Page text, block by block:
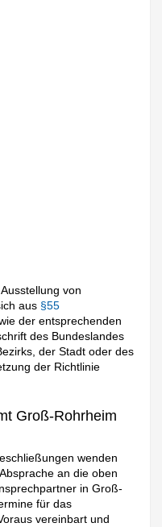
von
aus §55
der entsprechenden
des Bundeslandes
der Stadt oder des
der Richtlinie
Groß-Rohrheim
wenden
an die oben
in Groß-
für das
vereinbart und